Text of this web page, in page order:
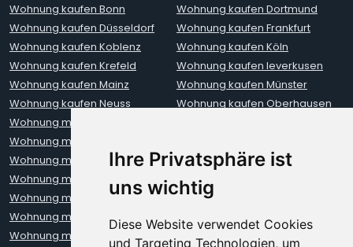
Ihre Privatsphäre ist
uns wichtig
Diese Website verwendet Cookies
und Targeting Technologien, um
Wohnung kaufen Bonn
Wohnung kaufen Dortmund
Wohnung kaufen Düsseldorf
Wohnung kaufen Frankfurt
Wohnung kaufen Koblenz
Wohnung kaufen Köln
Wohnung kaufen Krefeld
Wohnung kaufen leverkusen
Wohnung kaufen Mainz
Wohnung kaufen Münster
Wohnung kaufen Neuss
Wohnung kaufen Oberhausen
Wohnung mieten Aachen
Wohnung mieten Bielefeld
Wohnung mieten Bonn
Wohnung mieten Bremen
Wohnung mieten Darmstadt
Wohnung mieten Dortmund
Wohnung mieten Dresden
Wohnung mieten Düsseldorf
Wohnung mieten Erfurt
Wohnung mieten Frankfurt
Wohnung mieten Freiburg
Wohnung mieten Hamburg